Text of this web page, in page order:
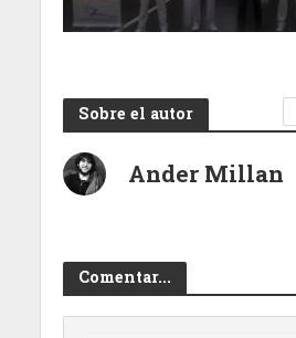
Sobre el autor
Ander Millan
Comentar...